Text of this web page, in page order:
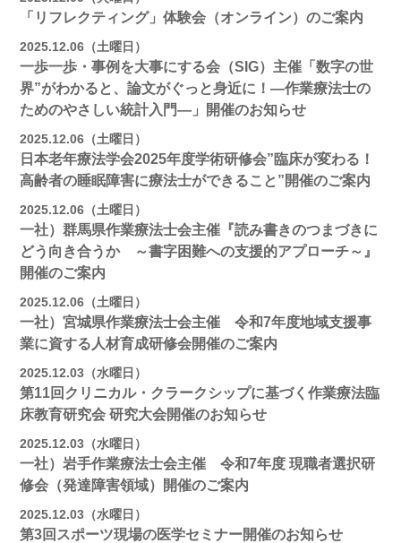
「リフレクティング」体験会（オンライン）のご案内
2025.12.06（土曜日）
一歩一歩・事例を大事にする会（SIG）主催「数字の世
界”がわかると、論文がぐっと身近に！―作業療法士の
ためのやさしい統計入門―」開催のお知らせ
2025.12.06（土曜日）
日本老年療法学会2025年度学術研修会”臨床が変わる！
高齢者の睡眠障害に療法士ができること”開催のご案内
2025.12.06（土曜日）
一社）群馬県作業療法士会主催『読み書きのつまづきに
どう向き合うか ～書字困難への支援的アプローチ～』
開催のご案内
2025.12.06（土曜日）
一社）宮城県作業療法士会主催 令和7年度地域支援事
業に資する人材育成研修会開催のご案内
2025.12.03（水曜日）
第11回クリニカル・クラークシップに基づく作業療法臨
床教育研究会 研究大会開催のお知らせ
2025.12.03（水曜日）
一社）岩手作業療法士会主催 令和7年度 現職者選択研
修会（発達障害領域）開催のご案内
2025.12.03（水曜日）
第3回スポーツ現場の医学セミナー開催のお知らせ